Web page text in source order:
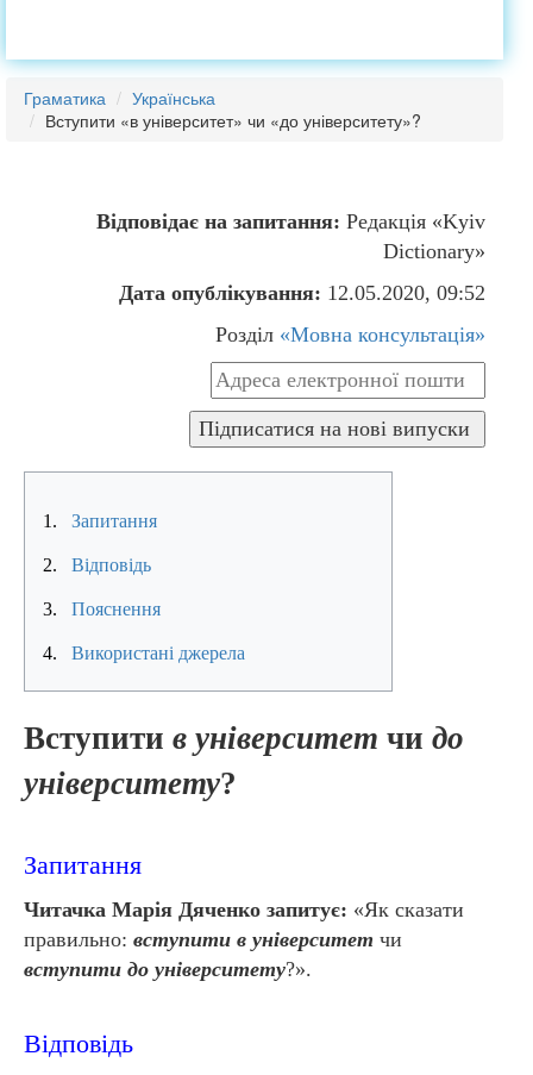
Граматика
Українська
Вступити «в університет» чи «до університету»?
Відповідає на запитання: Редакція «Kyiv
Dictionary»
Дата опублікування: 12.05.2020, 09:52
Розділ «Мовна консультація»
1. Запитання
2. Відповідь
3. Пояснення
4. Використані джерела
Вступити в університет чи до
університету?
Запитання
Читачка Марія Дяченко запитує: «Як сказати
правильно: вступити в університет чи
вступити до університету?».
Відповідь